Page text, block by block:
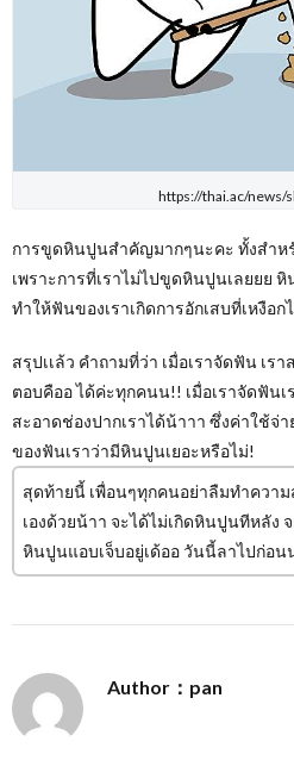
https://thai.ac/news/
การขูดหินปูนสำคัญมากๆนะคะ ทั้งสำห
เพราะการที่เราไม่ไปขูดหินปูนเลยยย
ทำให้ฟันของเราเกิดการอักเสบที่เหงือก
สรุปเเล้ว คำถามที่ว่า เมื่อเราจัดฟัน เร
ตอบคืออ ได้ค่ะทุกคนน!! เมื่อเราจัดฟัน
สะอาดช่องปากเราได้น้าาา ซึ่งค่าใช้จ่า
ของฟันเราว่ามีหินปูนเยอะหรือไม่!
สุดท้ายนี้ เพื่อนๆทุกคนอย่าลืมทำควา
เองด้วยน้าา จะได้ไม่เกิดหินปูนทีหลัง
หินปูนแอบเจ็บอยู่เด้ออ วันนี้ลาไปก่อน
Author：pan